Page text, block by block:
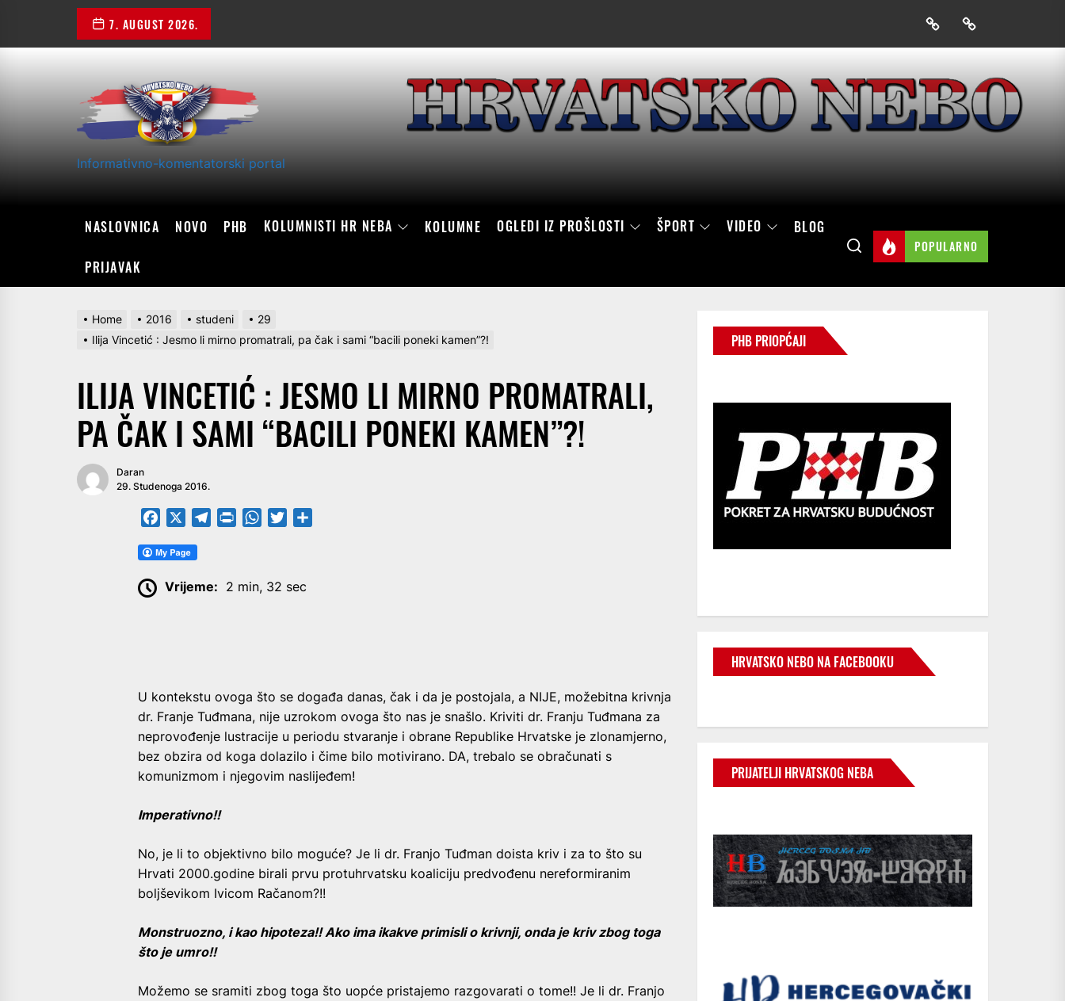
the
7. AUGUST 2026. PrijavakSkini
mobilnu
Hrvatskog
neba
Informativno-komentatorski portal
NASLOVNICA NOVO PHB KOLUMNISTI HR NEBA KOLUMNE OGLEDI IZ PROŠLOSTI ŠPORT VIDEO BLOG
PRIJAVAK
POPULARNO
Home 2016 studeni
29
Ilija Vincetić : Jesmo li mirno promatrali, pa čak i sami “bacili poneki kamen”?!
ILIJA VINCETIĆ : JESMO LI MIRNO PROMATRALI,
PA ČAK I SAMI “BACILI PONEKI KAMEN”?!
Daran
29. Studenoga 2016.
FacebookTelegramPrintFriendly
WhatsApp
Twitter
Vrijeme: 2 min, 32 sec
U kontekstu ovoga što se događa danas, čak i da je postojala, a NIJE, možebitna krivnja
dr. Franje Tuđmana, nije uzrokom ovoga što nas je snašlo. Kriviti dr. Franju Tuđmana za
neprovođenje lustracije u periodu stvaranje i obrane Republike Hrvatske je zlonamjerno,
bez obzira od koga dolazilo i čime bilo motivirano. DA, trebalo se obračunati s
komunizmom i njegovim naslijeđem!
Imperativno!!
No, je li to objektivno bilo moguće? Je li dr. Franjo Tuđman doista kriv i za to što su
Hrvati 2000.godine birali prvu protuhrvatsku koaliciju predvođenu nereformiranim
boljševikom Ivicom Račanom?!!
Monstruozno, i kao hipoteza!! Ako ima ikakve primisli o krivnji, onda je kriv zbog toga
što je umro!!
Možemo se sramiti zbog toga što uopće pristajemo razgovarati o tome!! Je li dr. Franjo
PHB PRIOPĆAJI
HRVATSKO NEBO NA FACEBOOKU
PRIJATELJI HRVATSKOG NEBA